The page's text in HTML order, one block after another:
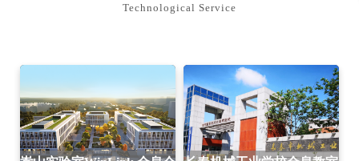
Technological Service
嵩山实验室WinLink 全息会
议系统案例
长春机械工业学校全息教室